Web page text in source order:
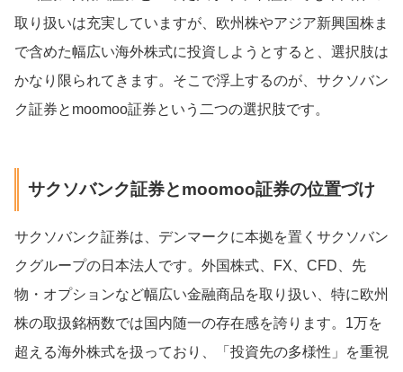
取り扱いは充実していますが、欧州株やアジア新興国株ま
で含めた幅広い海外株式に投資しようとすると、選択肢は
かなり限られてきます。そこで浮上するのが、サクソバン
ク証券とmoomoo証券という二つの選択肢です。
サクソバンク証券とmoomoo証券の位置づけ
サクソバンク証券は、デンマークに本拠を置くサクソバン
クグループの日本法人です。外国株式、FX、CFD、先
物・オプションなど幅広い金融商品を取り扱い、特に欧州
株の取扱銘柄数では国内随一の存在感を誇ります。1万を
超える海外株式を扱っており、「投資先の多様性」を重視